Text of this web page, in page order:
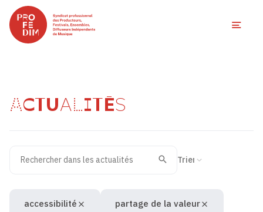
ACTUALITÉS
Recherche
Valider
accessibilité partage de la valeur